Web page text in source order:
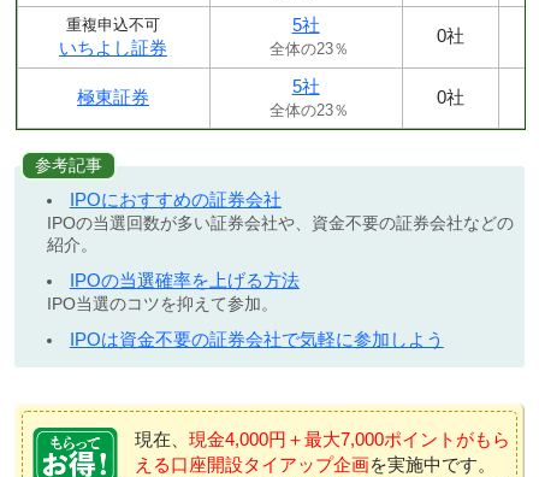
重複申込不可
いちよし証券
5社
全体の23％
0社
極東証券
5社
全体の23％
0社
参考記事
IPOにおすすめの証券会社
IPOの当選回数が多い証券会社や、資金不要の証券会社などの
紹介。
IPOの当選確率を上げる方法
IPO当選のコツを抑えて参加。
IPOは資金不要の証券会社で気軽に参加しよう
現在、 現金4,000円＋最大7,000ポイントがもら
える口座開設タイアップ企画を実施中です。